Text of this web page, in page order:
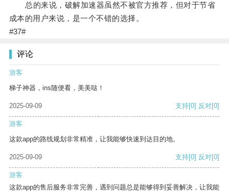
总的来说，破解加速器虽然不被官方推荐，但对于节省
成本的用户来说，是一个不错的选择。
#37#
评论
游客
梯子神器，ins随便看，美美哒！
2025-09-09 支持[0] 反对[0]
游客
这款app的路线规划非常精准，让我能够快速到达目的地。
2025-09-09 支持[0] 反对[0]
游客
这款app的售后服务非常完善，遇到问题总是能够得到妥善解决，让我能